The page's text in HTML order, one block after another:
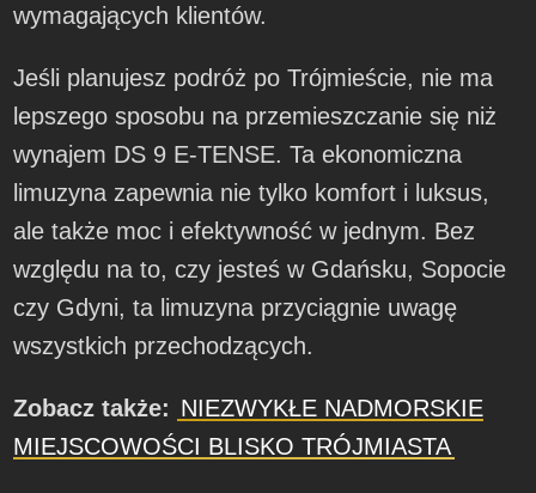
wymagających klientów.
Jeśli planujesz podróż po Trójmieście, nie ma
lepszego sposobu na przemieszczanie się niż
wynajem DS 9 E-TENSE. Ta ekonomiczna
limuzyna zapewnia nie tylko komfort i luksus,
ale także moc i efektywność w jednym. Bez
względu na to, czy jesteś w Gdańsku, Sopocie
czy Gdyni, ta limuzyna przyciągnie uwagę
wszystkich przechodzących.
Zobacz także: NIEZWYKŁE NADMORSKIE
MIEJSCOWOŚCI BLISKO TRÓJMIASTA